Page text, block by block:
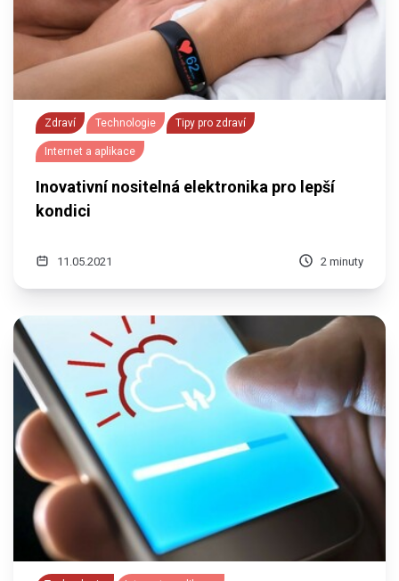
Zdraví Technologie Tipy pro zdraví
Internet a aplikace
Inovativní nositelná elektronika pro lepší
kondici
11.05.2021 2 minuty